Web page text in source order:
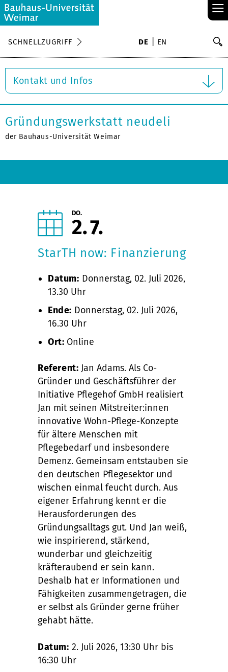
≡
SCHNELLZUGRIFF DE EN
Kontakt und Infos
Gründungswerkstatt neudeli
der Bauhaus-Universität Weimar
DO.
2 7
StarTH now: Finanzierung
Datum: Donnerstag, 02. Juli 2026,
13.30 Uhr
Ende: Donnerstag, 02. Juli 2026,
16.30 Uhr
Ort: Online
Referent: Jan Adams. Als Co-
Gründer und Geschäftsführer der
Initiative Pflegehof GmbH realisiert
Jan mit seinen Mitstreiter:innen
innovative Wohn-Pflege-Konzepte
für ältere Menschen mit
Pflegebedarf und insbesondere
Demenz. Gemeinsam entstauben sie
den deutschen Pflegesektor und
wischen einmal feucht durch. Aus
eigener Erfahrung kennt er die
Herausforderungen des
Gründungsalltags gut. Und Jan weiß,
wie inspirierend, stärkend,
wunderbar und gleichzeitig
kräfteraubend er sein kann.
Deshalb hat er Informationen und
Fähigkeiten zusammengetragen, die
er selbst als Gründer gerne früher
gehabt hätte.
Datum: 2. Juli 2026, 13:30 Uhr bis
16:30 Uhr